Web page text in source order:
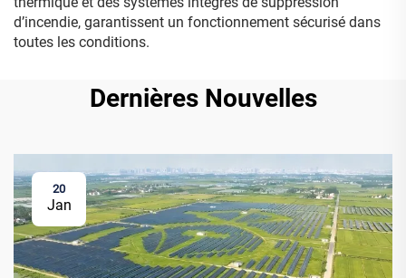
d’incendie, garantissent un fonctionnement sécurisé dans
toutes les conditions.
Dernières Nouvelles
20
Jan